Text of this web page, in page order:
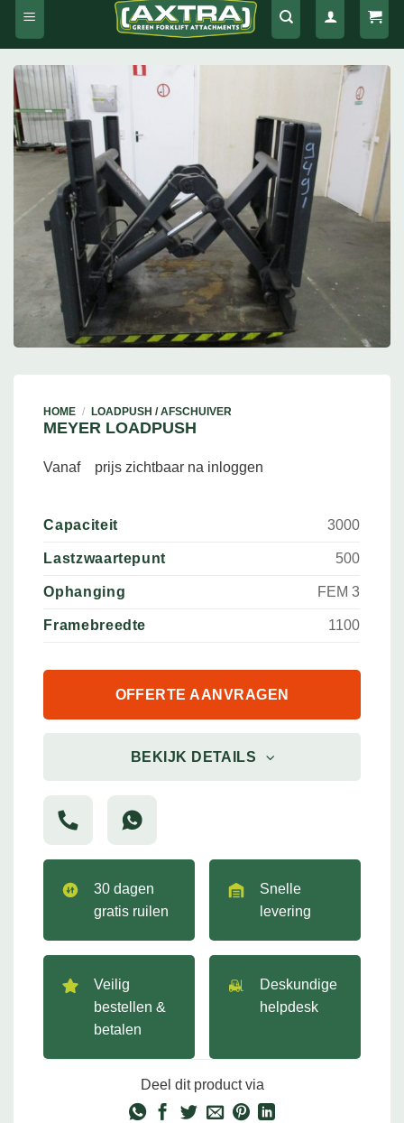
HOME / LOADPUSH / AFSCHUIVER
MEYER LOADPUSH
Vanaf prijs zichtbaar na inloggen
Capaciteit 3000
Lastzwaartepunt 500
Ophanging FEM 3
Framebreedte 1100
OFFERTE AANVRAGEN
BEKIJK DETAILS
30 dagen
gratis ruilen
Snelle
levering
Veilig
bestellen &
betalen
Deskundige
helpdesk
Deel dit product via